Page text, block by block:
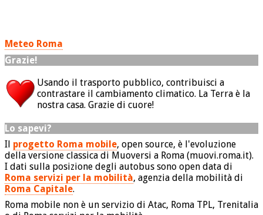
Meteo Roma
Grazie!
Usando il trasporto pubblico, contribuisci a
contrastare il cambiamento climatico. La Terra è la
nostra casa. Grazie di cuore!
Lo sapevi?
Il progetto Roma mobile, open source, è l'evoluzione
della versione classica di Muoversi a Roma (muovi.roma.it).
I dati sulla posizione degli autobus sono open data di
Roma servizi per la mobilità, agenzia della mobilità di
Roma Capitale.
Roma mobile non è un servizio di Atac, Roma TPL, Trenitalia